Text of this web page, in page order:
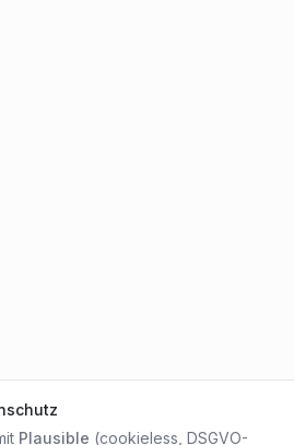
Plausible (cookieless, DSGVO-